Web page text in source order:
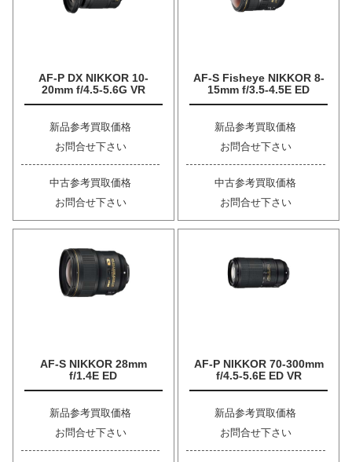
AF-P DX NIKKOR 10-
20mm f/4.5-5.6G VR
新品参考買取価格
お問合せ下さい
中古参考買取価格
お問合せ下さい
AF-S Fisheye NIKKOR 8-
15mm f/3.5-4.5E ED
新品参考買取価格
お問合せ下さい
中古参考買取価格
お問合せ下さい
AF-S NIKKOR 28mm
f/1.4E ED
新品参考買取価格
お問合せ下さい
AF-P NIKKOR 70-300mm
f/4.5-5.6E ED VR
新品参考買取価格
お問合せ下さい